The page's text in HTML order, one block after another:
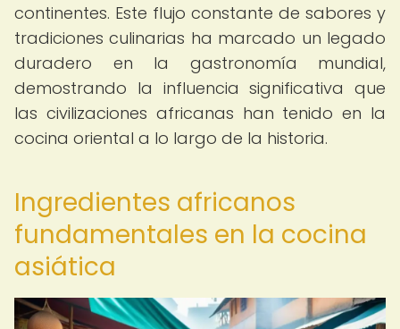
continentes. Este flujo constante de sabores y
tradiciones culinarias ha marcado un legado
duradero en la gastronomía mundial,
demostrando la influencia significativa que
las civilizaciones africanas han tenido en la
cocina oriental a lo largo de la historia.
Ingredientes africanos
fundamentales en la cocina
asiática